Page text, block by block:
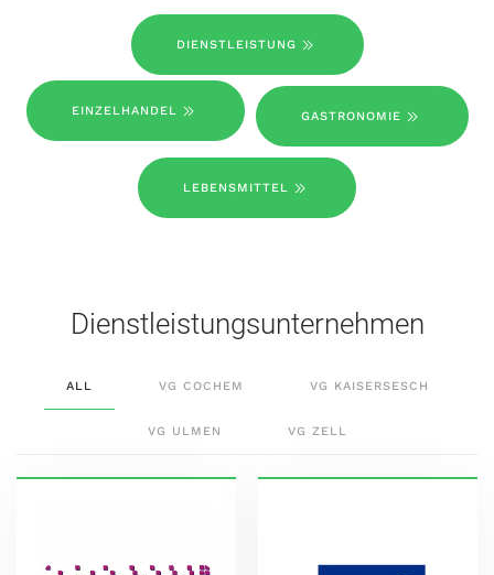
DIENSTLEISTUNG
EINZELHANDEL GASTRONOMIE
LEBENSMITTEL
Dienstleistungsunternehmen
ALL VG COCHEM VG KAISERSESCH
VG ULMEN VG ZELL